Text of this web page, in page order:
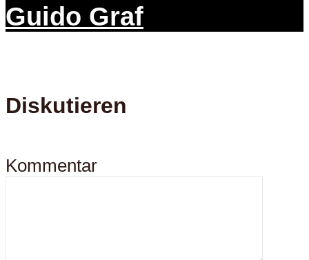
Guido Graf
Diskutieren
Kommentar